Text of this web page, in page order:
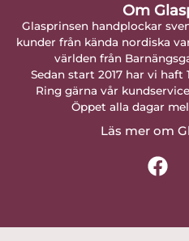
Om
Glasprinsen handplockar
kunder från kända nordiska
världen från
Sedan start 2017 har vi
Ring gärna vår
Öppet alla dagar
Läs mer om
F
a